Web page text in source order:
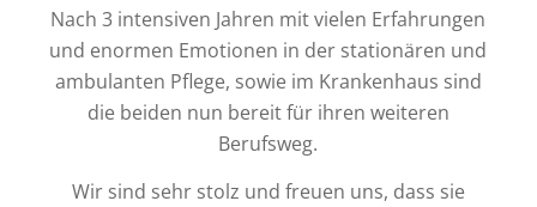
Nach 3 intensiven Jahren mit vielen Erfahrungen
und enormen Emotionen in der stationären und
ambulanten Pflege, sowie im Krankenhaus sind
die beiden nun bereit für ihren weiteren
Berufsweg.
Wir sind sehr stolz und freuen uns, dass sie